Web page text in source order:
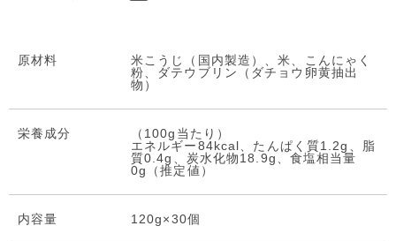
原材料
米こうじ（国内製造）、米、こんにゃく
粉、ダテウブリン（ダチョウ卵黄抽出
物）
栄養成分
（100g当たり）
エネルギー84kcal、たんぱく質1.2g、脂
質0.4g、炭水化物18.9g、食塩相当量
0g（推定値）
内容量 120g×30個